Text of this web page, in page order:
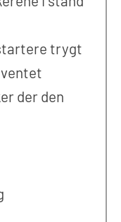
trygt
der den